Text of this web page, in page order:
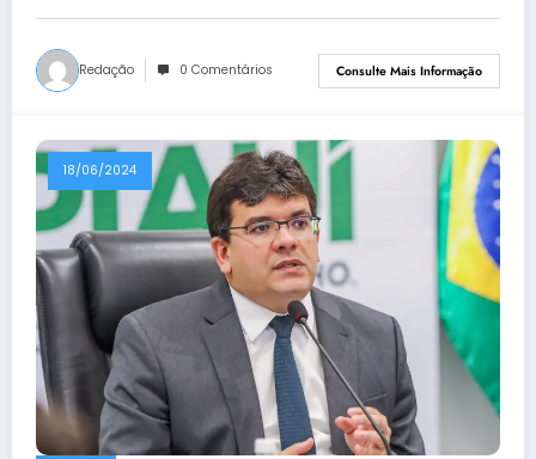
Redação 0 Comentários Consulte Mais Informação
18/06/2024